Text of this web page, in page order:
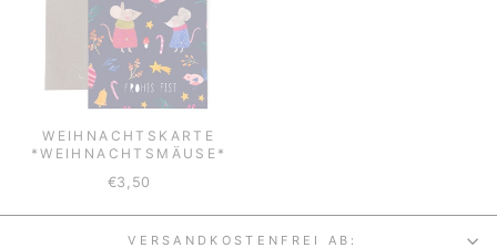
WEIHNACHTSKARTE
*WEIHNACHTSMÄUSE*
€3,50
VERSANDKOSTENFREI AB: